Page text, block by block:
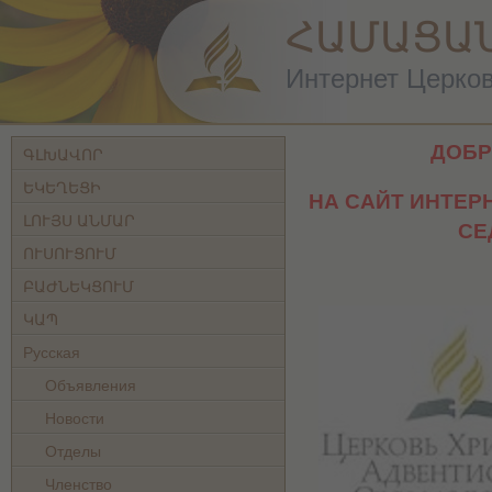
Интернет
ԳԼԽԱՎՈՐ
ԵԿԵՂԵՑԻ
ԼՈՒՅՍ ԱՆՄԱՐ
ՈՒՍՈՒՑՈՒՄ
ԲԱԺՆԵԿՑՈՒՄ
ԿԱՊ
Русская
Объявления
Новости
Отделы
Членство
НА САЙТ